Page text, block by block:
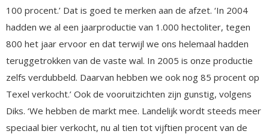
100 procent.’ Dat is goed te merken aan de afzet. ‘In 2004
hadden we al een jaarproductie van 1.000 hectoliter, tegen
800 het jaar ervoor en dat terwijl we ons helemaal hadden
teruggetrokken van de vaste wal. In 2005 is onze productie
zelfs verdubbeld. Daarvan hebben we ook nog 85 procent op
Texel verkocht.’ Ook de vooruitzichten zijn gunstig, volgens
Diks. ‘We hebben de markt mee. Landelijk wordt steeds meer
speciaal bier verkocht, nu al tien tot vijftien procent van de